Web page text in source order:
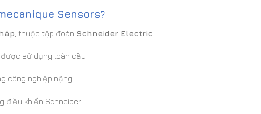
Sensors?
, thuộc tập đoàn Schneider Electric
, được sử dụng toàn cầu
công nghiệp nặng
điều khiển Schneider